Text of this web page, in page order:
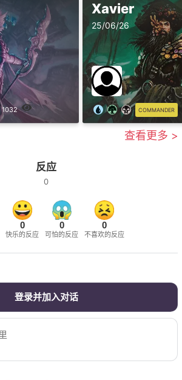
1032
Xavier
25/06/26
COMMANDER
查看更多 >
反应
0
0
快乐的反应
0
可怕的反应
0
不喜欢的反应
登录并加入对话